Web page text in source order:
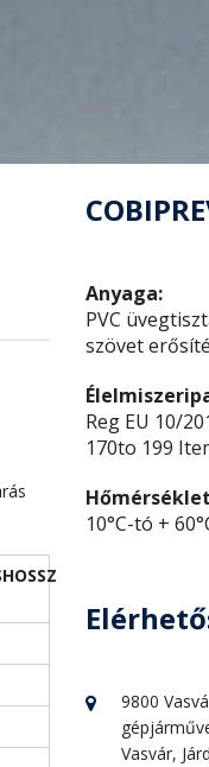
Anyaga:
PVC
szövet
Reg EU 10/
170to 199
10°C-tó +
9800
Vasvár,